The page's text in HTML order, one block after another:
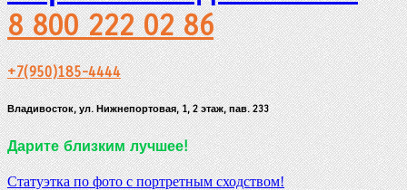
8 800 222 02 86
+7(950)185-4444
Владивосток, ул. Нижнепортовая, 1, 2 этаж, пав. 233
Дарите близким лучшее!
Статуэтка по фото с портретным сходством!